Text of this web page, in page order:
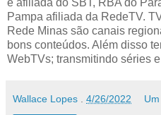
Pampa afiliada da RedeTV.
Rede Minas são canais
bons conteúdos. Além disso
WebTVs; transmitindo séries
Wallace Lopes 4/26/2022